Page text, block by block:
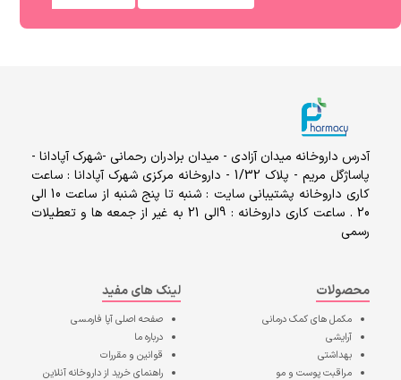
آدرس داروخانه میدان آزادی - میدان برادران رحمانی -شهرک آپادانا -
پاساژگل مریم - پلاک 1/32 - داروخانه مرکزی شهرک آپادانا : ساعت
کاری داروخانه پشتیبانی سایت : شنبه تا پنج شنبه از ساعت 10 الی
20 . ساعت کاری داروخانه : 9الی 21 به غیر از جمعه ها و تعطیلات
رسمی
محصولات
مکمل های کمک درمانی
آرایشی
بهداشتی
مراقبت پوست و مو
لینک های مفید
صفحه اصلیآپا فارمسی
درباره ما
قوانین و مقررات
راهنمای خرید از داروخانه آنلاین